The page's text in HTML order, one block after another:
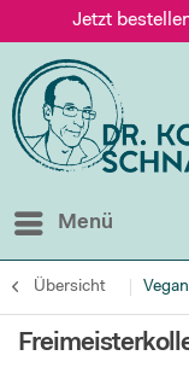
Jetzt
Versand nur
Jetzt
Menü
Übersicht